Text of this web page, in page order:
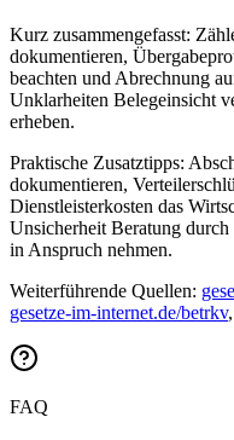
Kurz zusammengefasst:
dokumentieren,
beachten und Abrechnung
Unklarheiten Belegeinsicht
erheben.
Praktische Zusatztipps:
dokumentieren,
Dienstleisterkosten das
Unsicherheit Beratung
in Anspruch nehmen.
Weiterführende Quellen:
gesetze-im-internet.de/betrkv,
FAQ